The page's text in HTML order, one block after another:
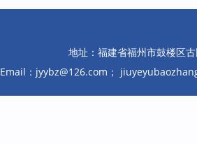
地址：福建省福州市鼓楼区
Email：jyybz@126.com；